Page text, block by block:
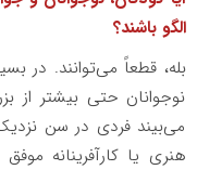
الگو باشند؟
بله، قطعاً می‌توانند. در
نوجوانان حتی بیشتر
می‌بیند فردی در سن
هنری یا کارآفرینانه